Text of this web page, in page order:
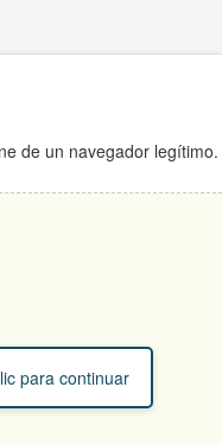
de un navegador legítimo.
para continuar